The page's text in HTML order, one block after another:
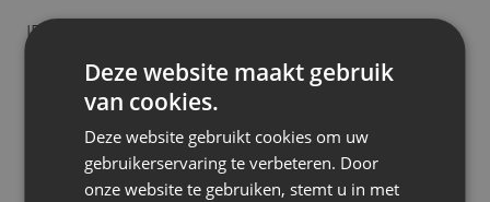
IENDRACHT VEROIT!
zondag 28 september – 12u
a’Muzes
Deze website maakt gebruik
van cookies.
Deze website gebruikt cookies om uw
gebruikerservaring te verbeteren. Door
onze website te gebruiken, stemt u in met